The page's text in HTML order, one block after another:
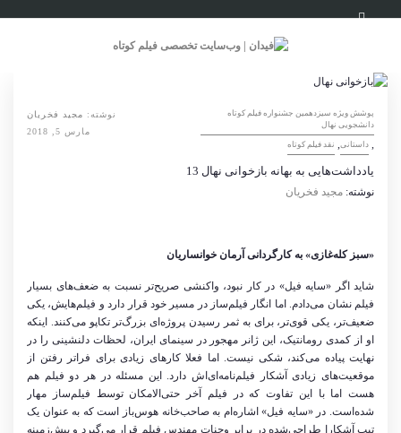
پوشش ویژه سیزدهمین جشنواره فیلم کوتاه
دانشجویی نهال
, داستانی, نقد فیلم کوتاه
نوشته: مجید فخریان
مارس 5, 2018
یادداشت‌هایی به بهانه بازخوانی نهال 13
نوشته: مجید فخریان
«سبز کله‌غازی» به کارگردانی آرمان خوانساریان
شاید اگر «سایه فیل» در کار نبود، واکنشی صریح‌تر نسبت به ضعف‌های بسیار
فیلم نشان می‌دادم. اما انگار فیلم‌ساز در مسیر خود قرار دارد و فیلم‌هایش، یکی
ضعیف‌تر، یکی قوی‌تر، برای به ثمر رسیدن پروژه‌ای بزرگ‌تر تکاپو می‌کنند. اینکه
او از کمدی رومانتیک، این ژانر مهجور در سینمای ایران، لحظات دلنشینی را در
نهایت پیاده می‌کند، شکی نیست. اما فعلا کارهای زیادی برای فراتر رفتن از
موقعیت‌های زیادی آشکار فیلم‌نامه‌ای‌اش دارد. این مسئله در هر دو فیلم هم
هست اما با این تفاوت که در فیلم آخر حتی‌الامکان توسط فیلم‌ساز مهار
شده‌است. در «سایه فیل» اشاره‌ام به صاحب‌خانه هوس‌باز است که به عنوان یک
تیپ آشکارا طراحی‌شده در برابر وجنات مهندس فیلم قرار می‌گیرد و پیش‌زمینه‌